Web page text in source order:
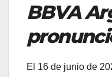
BBVA
El 16 de junio de